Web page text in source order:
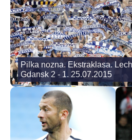
Pilka nozna. Ekstraklasa.
Gdansk 2 - 1. 25.07.2015